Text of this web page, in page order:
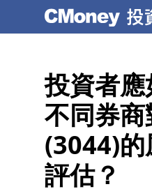
投資者
不同券
(3044)
評估？